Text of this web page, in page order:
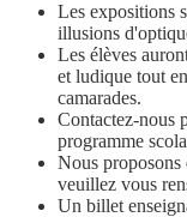
Les expositions
illusions
Les élèves
et ludique tout
camarades.
Contactez-nous
programme
Nous proposons
veuillez vous
Un billet